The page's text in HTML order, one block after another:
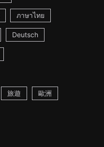
ภาษาไทย
Deutsch
旅遊 歐洲